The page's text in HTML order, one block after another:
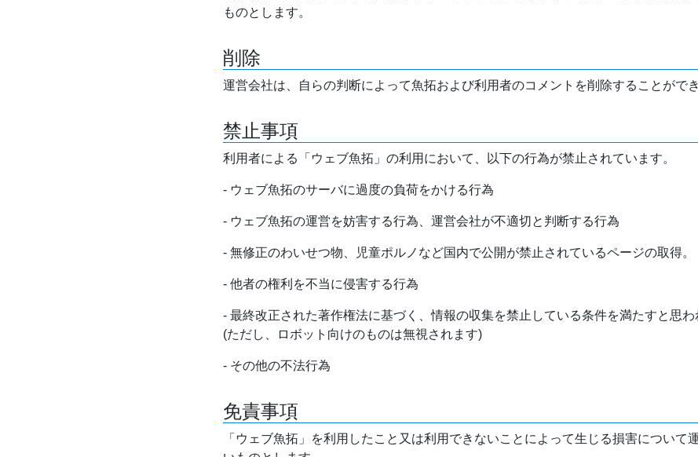
ものとします。
削除
運営会社は、自らの判断によって魚拓および利用者のコメントを削除することがで
禁止事項
利用者による「ウェブ魚拓」の利用において、以下の行為が禁止されています。
- ウェブ魚拓のサーバに過度の負荷をかける行為
- ウェブ魚拓の運営を妨害する行為、運営会社が不適切と判断する行為
- 無修正のわいせつ物、児童ポルノなど国内で公開が禁止されているページの取得。
- 他者の権利を不当に侵害する行為
- 最終改正された著作権法に基づく、情報の収集を禁止している条件を満たすと思わ
(ただし、ロボット向けのものは無視されます)
- その他の不法行為
免責事項
「ウェブ魚拓」を利用したこと又は利用できないことによって生じる損害について